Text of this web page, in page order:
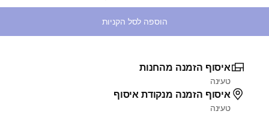
הוספה לסל הקניות
איסוף הזמנה מהחנות
טעינה
איסוף הזמנה מנקודת איסוף
טעינה